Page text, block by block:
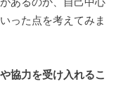
った点を考えてみま
協力を受け入れるこ